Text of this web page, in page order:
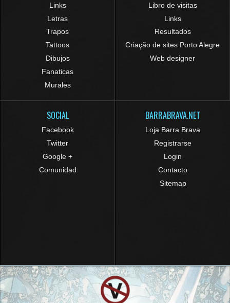
Links
Letras
Trapos
Tattoos
Dibujos
Fanaticas
Murales
Libro de visitas
Links
Resultados
Criação de sites Porto Alegre
Web designer
SOCIAL
Facebook
Twitter
Google +
Comunidad
BARRABRAVA.NET
Loja Barra Brava
Registrarse
Login
Contacto
Sitemap